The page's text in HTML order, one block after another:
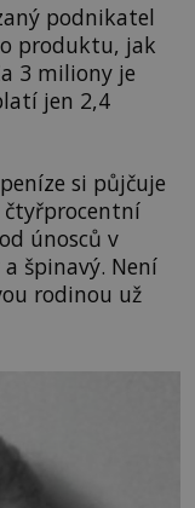
podnikatel
produktu, jak
3 miliony je
jen 2,4
si půjčuje
čtyřprocentní
únosců v
špinavý. Není
rodinou už